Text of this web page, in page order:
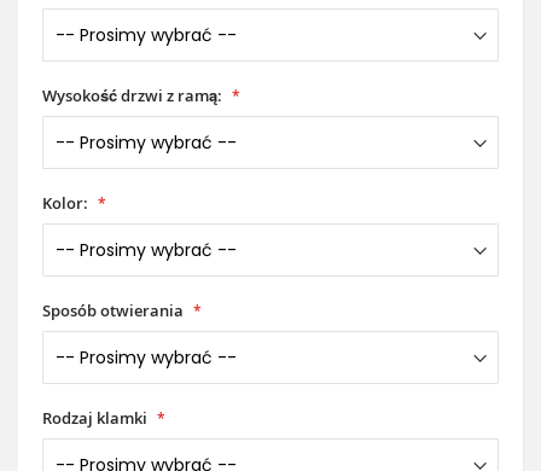
Wysokość drzwi z ramą:
Kolor:
Sposób otwierania
Rodzaj klamki